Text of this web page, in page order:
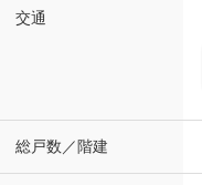
交通
総戸数／階建